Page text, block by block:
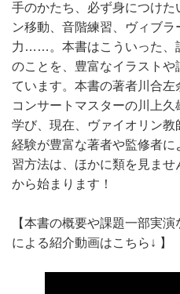
手のかたち、必ず身につけ
ン移動、音階練習、ヴィブ
力……。本書はこういった、
のことを、豊富なイラスト
ています。本書の著者川合
コンサートマスターの川上
学び、現在、ヴァイオリン
経験が豊富な著者や監修者
習方法は、ほかに類を見ま
から始まります！
【本書の概要や課題一部実
による紹介動画はこちら↓ 】